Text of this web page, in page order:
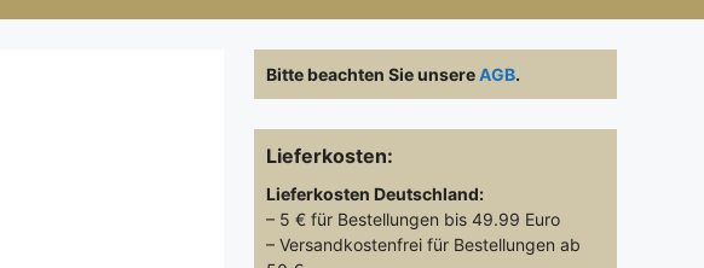
Bitte beachten Sie unsereAGB.
Lieferkosten:
Lieferkosten Deutschland:
– 5 € für Bestellungen bis 49.99 Euro
– Versandkostenfrei für Bestellungen ab